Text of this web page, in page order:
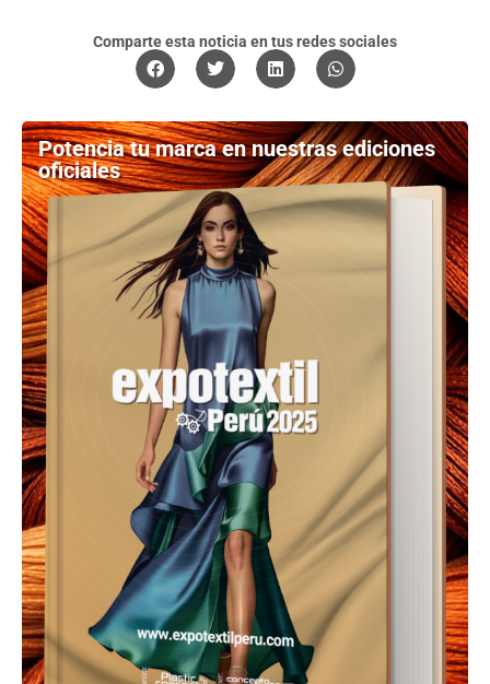
Comparte esta noticia en tus redes sociales
Potencia tu marca en nuestras ediciones
oficiales